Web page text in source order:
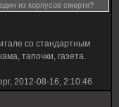
из корпусов смерти?
со стандартным
тапочки, газета.
2012-08-16, 2:10:46